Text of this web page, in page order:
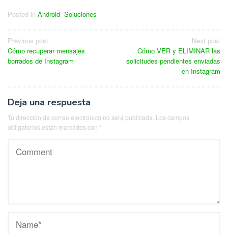
Posted in Android, Soluciones
Navegación
de
entradas
Previous post
Cómo recuperar mensajes
borrados de Instagram
Next post
Cómo VER y ELIMINAR las
solicitudes pendientes enviadas
en Instagram
Deja una respuesta
Tu dirección de correo electrónico no será publicada. Los campos
obligatorios están marcados con *